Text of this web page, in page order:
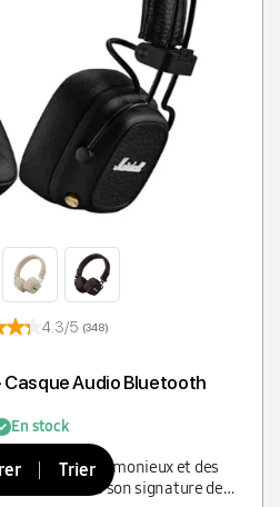
4.3/5 (348)
Casque Audio Bluetooth
En stock
médiums harmonieux et des
tout le son signature de
Trier